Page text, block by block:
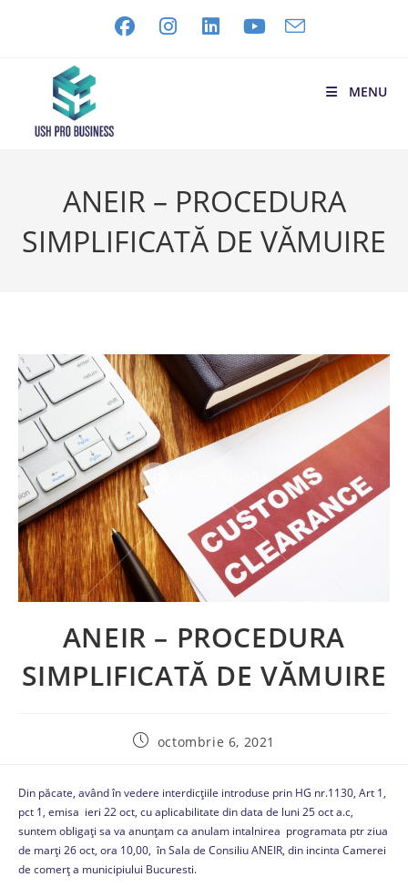
MENU
ANEIR – PROCEDURA
SIMPLIFICATĂ DE VĂMUIRE
ANEIR – PROCEDURA
SIMPLIFICATĂ DE VĂMUIRE
octombrie 6, 2021
Din păcate, având în vedere interdicțiile introduse prin HG nr.1130, Art 1,
pct 1, emisa ieri 22 oct, cu aplicabilitate din data de luni 25 oct a.c,
suntem obligați sa va anunțam ca anulam intalnirea programata ptr ziua
de marți 26 oct, ora 10,00, în Sala de Consiliu ANEIR, din incinta Camerei
de comerț a municipiului Bucuresti.